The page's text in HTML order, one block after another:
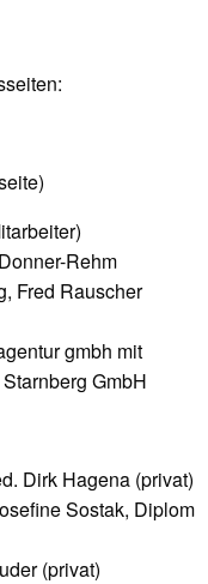
Rehm
Fred Rauscher
gmbh mit
GmbH
Dirk Hagena (privat)
Sostak, Diplom
(privat)